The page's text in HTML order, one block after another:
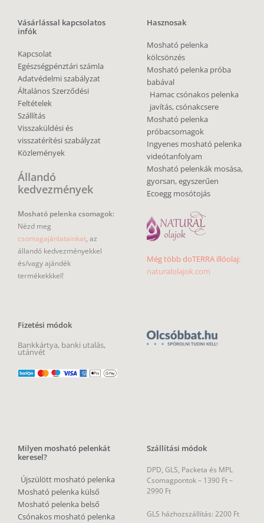
Vásárlással kapcsolatos
infók
Kapcsolat
Egészségpénztári számla
Adatvédelmi szabályzat
Általános Szerződési
Feltételek
Szállítás
Visszaküldési és
visszatérítési szabályzat
Közlemények
Állandó
kedvezmények
Mosható pelenka csomagok:
Nézd meg
csomagajánlatainkat, az
állandó kedvezményekkel
és/vagy ajándék
termékekkkel!
Fizetési módok
Bankkártya, banki utalás,
utánvét
Hasznosak
Mosható pelenka
kölcsönzés
Mosható pelenka próba
babával
Hamac csónakos pelenka
javítás, csónakcsere
Mosható pelenka
próbacsomagok
Ingyenes mosható pelenka
videótanfolyam
Mosható pelenkák mosása,
gyorsan, egyszerűen
Ecoegg mosótojás
Még több doTERRA illóolaj:
naturalolajok.com
Milyen mosható pelenkát
keresel?
Újszülött mosható pelenka
Mosható pelenka külső
Mosható pelenka belső
Csónakos mosható pelenka
Szállítási módok
DPD, GLS, Packeta és MPL
Csomagpontok – 1390 Ft –
2990 Ft
GLS házhozszállítás: 2200 Ft